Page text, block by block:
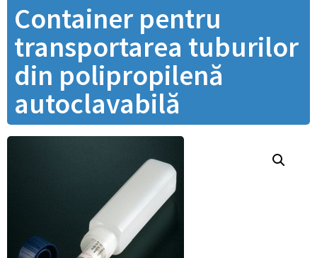
Container pentru
transportarea tuburilor
din polipropilenă
autoclavabilă